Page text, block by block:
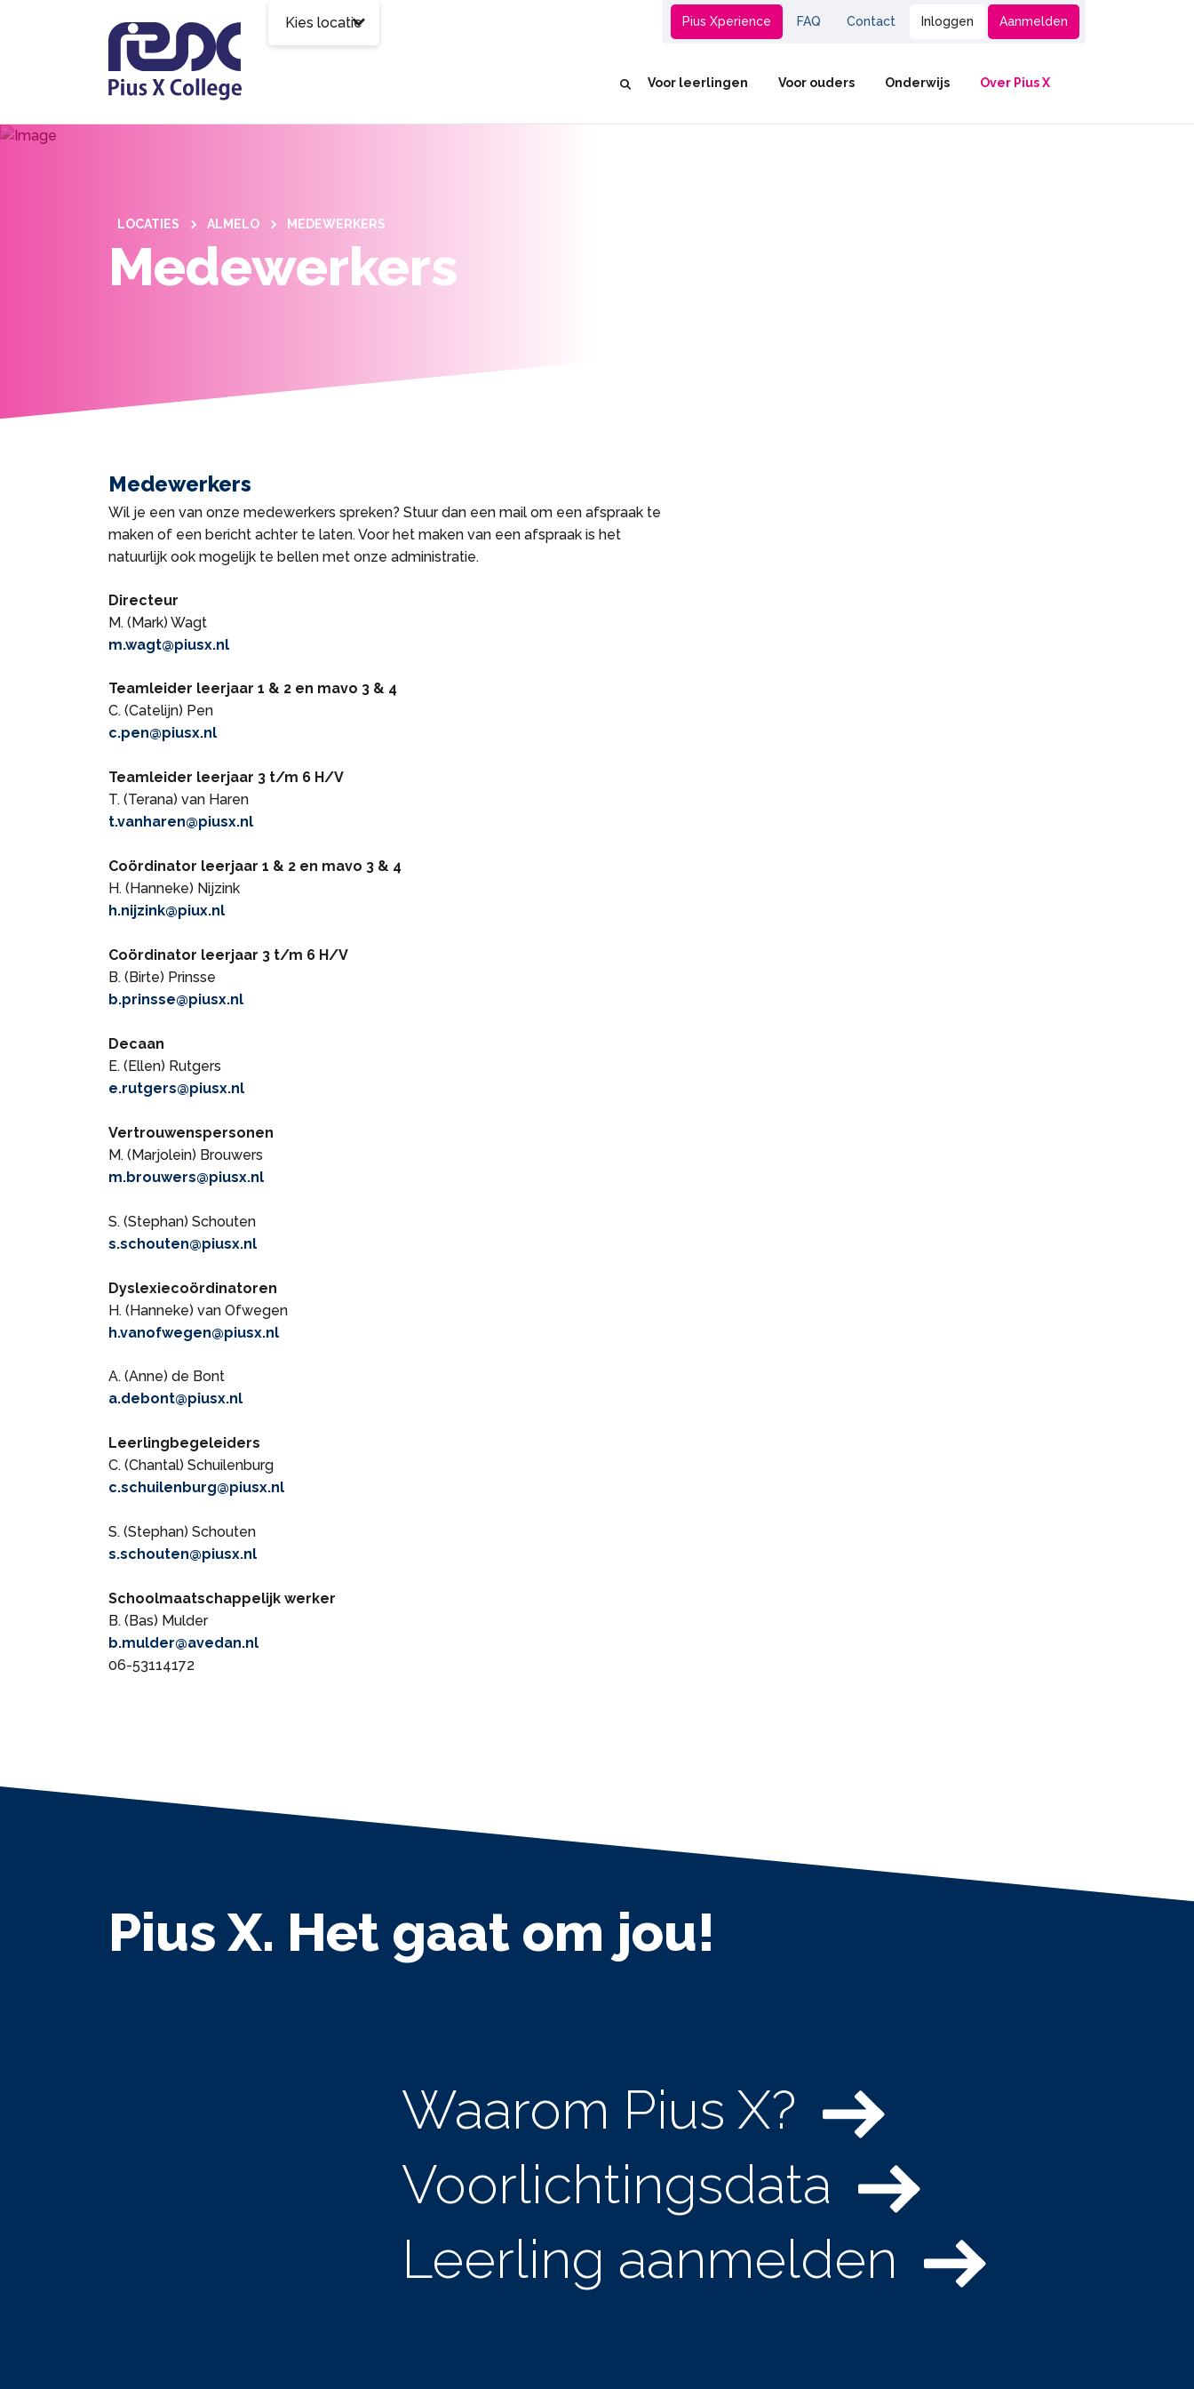
Kies locatie Pius Xperience FAQ Contact Inloggen Aanmelden
Voor leerlingen Voor ouders Onderwijs Over Pius X
LOCATIES ALMELO MEDEWERKERS
Medewerkers
Medewerkers
Wil je een van onze medewerkers spreken? Stuur dan een mail om een afspraak te
maken of een bericht achter te laten. Voor het maken van een afspraak is het
natuurlijk ook mogelijk te bellen met onze administratie.
Directeur
M. (Mark) Wagt
m.wagt@piusx.nl
Teamleider leerjaar 1 & 2 en mavo 3 & 4
C. (Catelijn) Pen
c.pen@piusx.nl
Teamleider leerjaar 3 t/m 6 H/V
T. (Terana) van Haren
t.vanharen@piusx.nl
Coördinator leerjaar 1 & 2 en mavo 3 & 4
H. (Hanneke) Nijzink
h.nijzink@piux.nl
Coördinator leerjaar 3 t/m 6 H/V
B. (Birte) Prinsse
b.prinsse@piusx.nl
Decaan
E. (Ellen) Rutgers
e.rutgers@piusx.nl
Vertrouwenspersonen
M. (Marjolein) Brouwers
m.brouwers@piusx.nl
S. (Stephan) Schouten
s.schouten@piusx.nl
Dyslexiecoördinatoren
H. (Hanneke) van Ofwegen
h.vanofwegen@piusx.nl
A. (Anne) de Bont
a.debont@piusx.nl
Leerlingbegeleiders
C. (Chantal) Schuilenburg
c.schuilenburg@piusx.nl
S. (Stephan) Schouten
s.schouten@piusx.nl
Schoolmaatschappelijk werker
B. (Bas) Mulder
b.mulder@avedan.nl
06-53114172
Pius X. Het gaat om jou!
Waarom Pius X?
Voorlichtingsdata
Leerling aanmelden